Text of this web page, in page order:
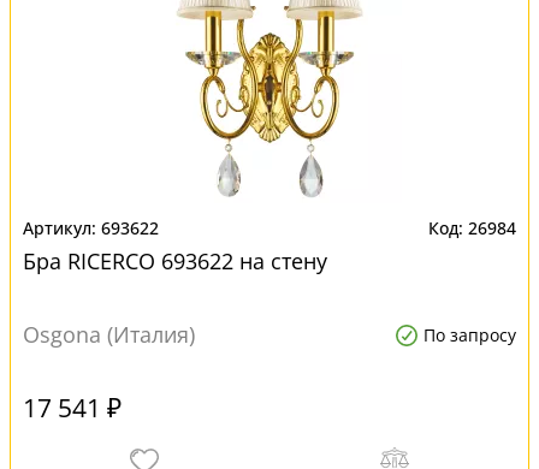
693622 26984
Бра RICERCO 693622 на стену
Osgona (Италия) По запросу
17 541 ₽